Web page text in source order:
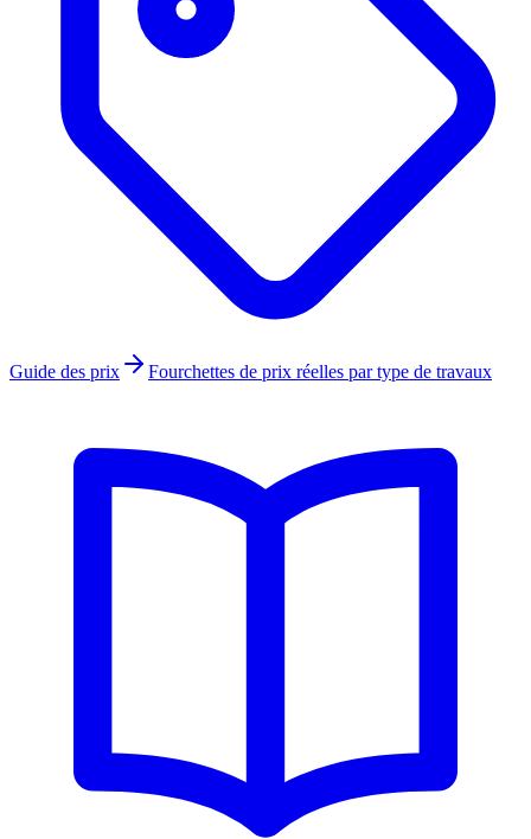
Guide des prix Fourchettes de prix réelles par type de travaux